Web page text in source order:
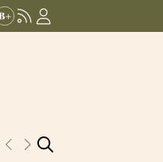
UPCOMINDEX:
PODCAST